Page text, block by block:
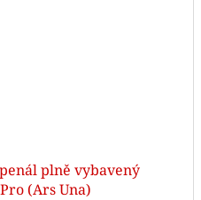
plně vybavený
(Ars Una)